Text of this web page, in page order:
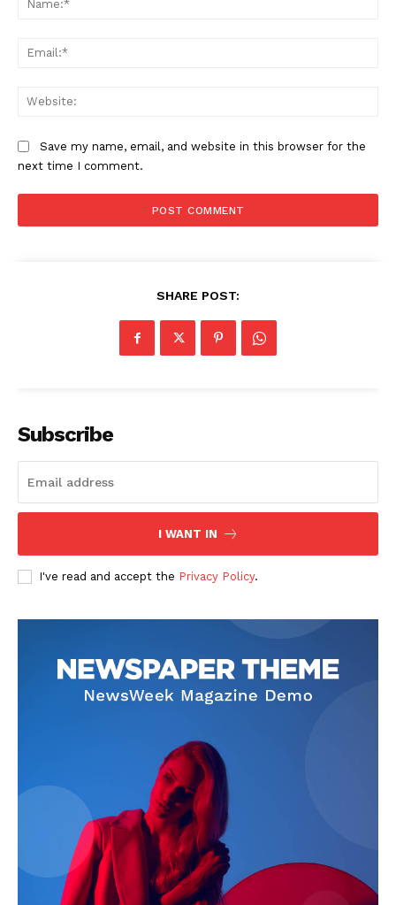
Save my name, email, and website in this browser for the
next time I comment.
SHARE POST:
Subscribe
I WANT IN
I've read and accept the Privacy Policy.